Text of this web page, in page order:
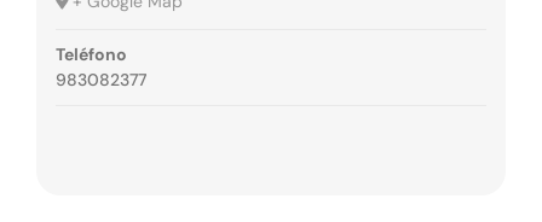
Teléfono
983082377